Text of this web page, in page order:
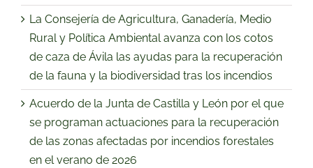
La Consejería de Agricultura, Ganadería, Medio
Rural y Política Ambiental avanza con los cotos
de caza de Ávila las ayudas para la recuperación
de la fauna y la biodiversidad tras los incendios
Acuerdo de la Junta de Castilla y León por el que
se programan actuaciones para la recuperación
de las zonas afectadas por incendios forestales
en el verano de 2026